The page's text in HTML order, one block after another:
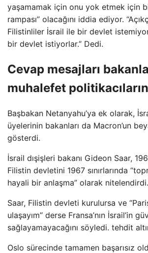
yaşamamak için onu yok etmek için
rampası” olacağını iddia ediyor.
Filistinliler İsrail ile bir devlet
bir devlet istiyorlar.” Dedi.
Cevap mesajları
muhalefet
Başbakan Netanyahu’ya ek olarak,
üyelerinin bakanları da Macron’un
gösterdi.
İsrail dışişleri bakanı Gideon Saar,
Filistin devletini 1967 sınırlarında
hayali bir anlaşma” olarak nitelendirdi.
Saar, Filistin devleti kurulursa ve
ulaşayım” derse Fransa’nın İsrail’in
sağlayamayacağını söyledi. tehdit
Oslo sürecinde tamamen başarısız